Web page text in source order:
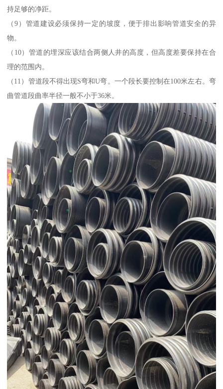
持足够的净距。
（9）管道建设必须保持一定的坡度，便于排出影响管道安全的异
物。
（10）管道的埋深应该结合两侧人井的高度，但高度差要保持在合
理的范围内。
（11）管道段不得出现S弯和U弯。一个段长要控制在100米左右。弯
曲管道段曲率半径一般不小于36米。